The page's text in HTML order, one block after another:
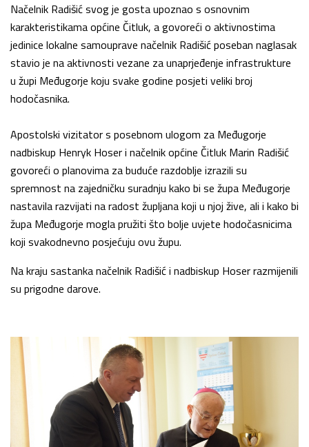
Načelnik Radišić svog je gosta upoznao s osnovnim
karakteristikama općine Čitluk, a govoreći o aktivnostima
jedinice lokalne samouprave načelnik Radišić poseban naglasak
stavio je na aktivnosti vezane za unaprjeđenje infrastrukture
u župi Međugorje koju svake godine posjeti veliki broj
hodočasnika.
Apostolski vizitator s posebnom ulogom za Međugorje
nadbiskup Henryk Hoser i načelnik općine Čitluk Marin Radišić
govoreći o planovima za buduće razdoblje izrazili su
spremnost na zajedničku suradnju kako bi se župa Međugorje
nastavila razvijati na radost župljana koji u njoj žive, ali i kako bi
župa Međugorje mogla pružiti što bolje uvjete hodočasnicima
koji svakodnevno posjećuju ovu župu.
Na kraju sastanka načelnik Radišić i nadbiskup Hoser razmijenili
su prigodne darove.